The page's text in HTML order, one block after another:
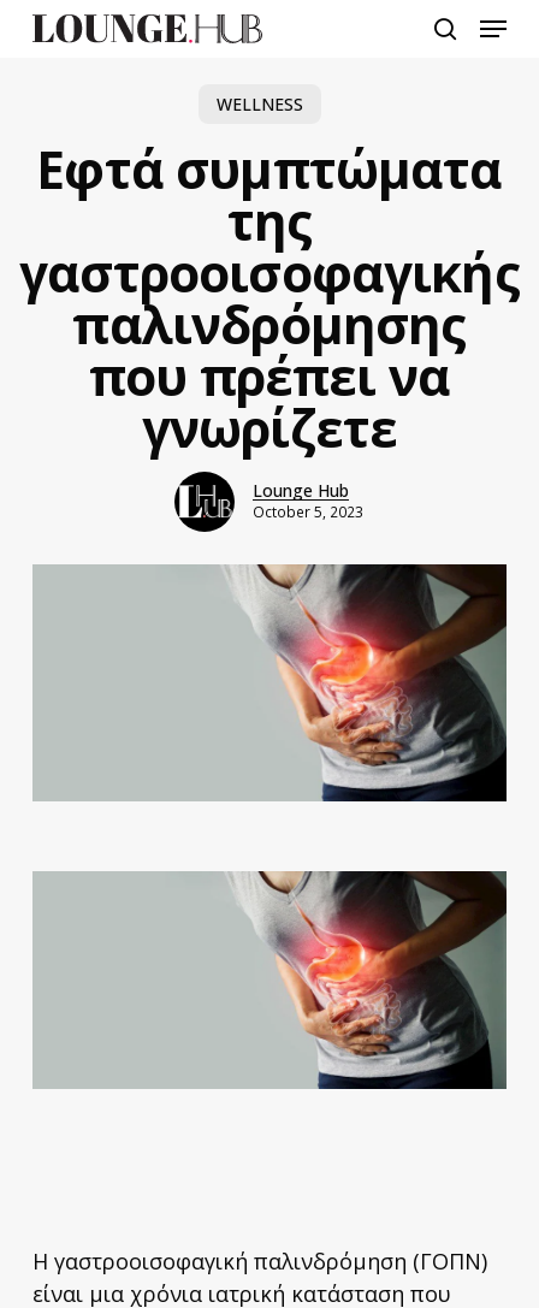
Menu
WELLNESS
Εφτά συμπτώματα
της
γαστροοισοφαγικής
παλινδρόμησης
που πρέπει να
γνωρίζετε
Lounge Hub
October 5, 2023
Η γαστροοισοφαγική παλινδρόμηση (ΓΟΠΝ)
είναι μια χρόνια ιατρική κατάσταση που